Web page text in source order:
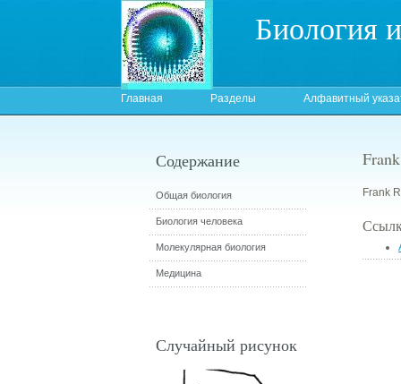
Биология
Главная Разделы Алфавитный
Frank
Содержание
Общая биология
Биология человека
Молекулярная биология
Медицина
Случайный рисунок